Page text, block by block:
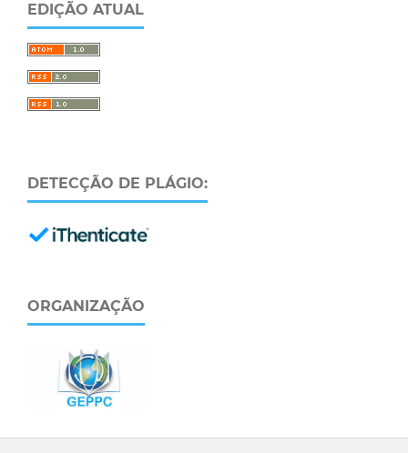
EDIÇÃO ATUAL
DETECÇÃO DE PLÁGIO:
ORGANIZAÇÃO